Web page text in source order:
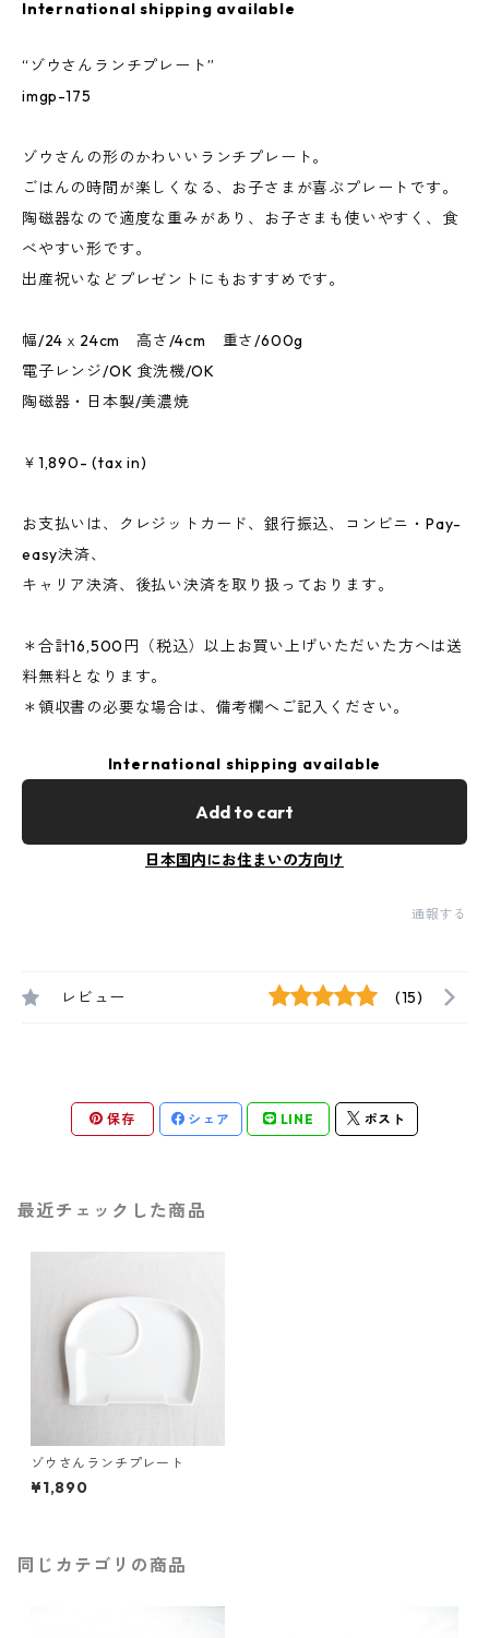
International shipping available
“ゾウさんランチプレート”
imgp-175
ゾウさんの形のかわいいランチプレート。
ごはんの時間が楽しくなる、お子さまが喜ぶプレートです。
陶磁器なので適度な重みがあり、お子さまも使いやすく、食
べやすい形です。
出産祝いなどプレゼントにもおすすめです。
幅/24ｘ24cm 高さ/4cm 重さ/600g
電子レンジ/OK 食洗機/OK
陶磁器・日本製/美濃焼
￥1,890- (tax in)
お支払いは、クレジットカード、銀行振込、コンビニ・Pay-
easy決済、
キャリア決済、後払い決済を取り扱っております。
＊合計16,500円（税込）以上お買い上げいただいた方へは送
料無料となります。
＊領収書の必要な場合は、備考欄へご記入ください。
International shipping available
Add to cart
日本国内にお住まいの方向け
通報する
レビュー (15)
保存 シェア LINE ポスト
最近チェックした商品
ゾウさんランチプレート
¥1,890
同じカテゴリの商品